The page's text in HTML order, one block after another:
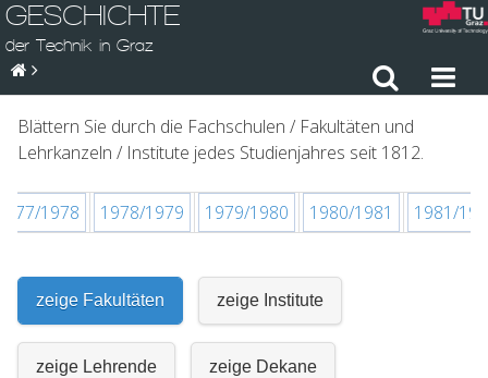
GESCHICHTE
der Technik in Graz
Blättern Sie durch die Fachschulen / Fakultäten und
Lehrkanzeln / Institute jedes Studienjahres seit 1812.
1978 1978/1979 1979/1980 1980/1981 1981/
zeige Fakultäten zeige Institute
zeige Lehrende zeige Dekane